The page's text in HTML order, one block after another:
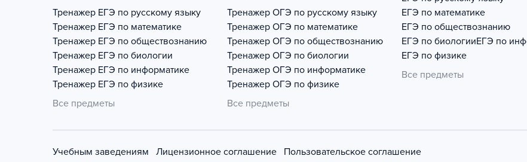
Тренажер ЕГЭ по русскому языку
Тренажер ЕГЭ по математике
Тренажер ЕГЭ по обществознанию
Тренажер ЕГЭ по биологии
Тренажер ЕГЭ по информатике
Тренажер ЕГЭ по физике
Все предметы
Тренажер ОГЭ по русскому языку
Тренажер ОГЭ по математике
Тренажер ОГЭ по обществознанию
Тренажер ОГЭ по биологии
Тренажер ОГЭ по информатике
Тренажер ОГЭ по физике
Все предметы
ЕГЭ по математике
ЕГЭ по обществознанию
ЕГЭ по биологииЕГЭ по
ЕГЭ по физике
Все предметы
Учебным заведениям Лицензионное соглашение Пользовательское соглашение